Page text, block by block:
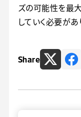
ズの可能性を最
していく必要があ
Share